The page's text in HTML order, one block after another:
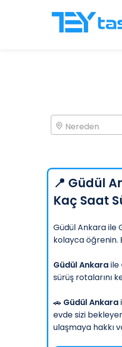
Nereden
📍 Güdül
Kaç Saat
Güdül Ankara ile
kolayca öğrenin.
Güdül Ankaraile
sürüş rotalarını
🚗 Güdül Ankara
evde sizi
ulaşmaya hakkı